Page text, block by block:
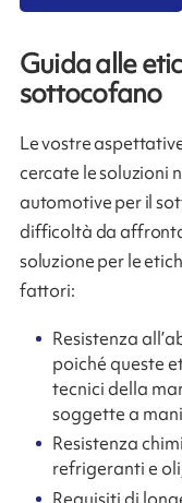
Guida alle
sottocofano
Le vostre
cercate le soluzioni
automotive per il
difficoltà da
soluzione per le
fattori:
Resistenza
poiché queste
tecnici della
soggette a
Resistenza
refrigeranti e